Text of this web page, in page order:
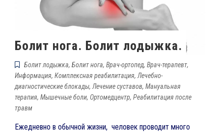
Болит нога. Болит лодыжка.
Болит лодыжка, Болит нога, Врач-ортопед, Врач-терапевт,
Информация, Комплексная реабилитация,Лечебно-
диагностические блокады,Лечение суставов, Мануальная
терапия, Мышечные боли, Ортомедцентр, Реабилитация после
травм
Ежедневно в обычной жизни, человек проводит много